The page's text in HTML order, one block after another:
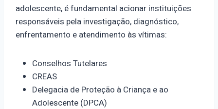
adolescente, é fundamental acionar instituições
responsáveis pela investigação, diagnóstico,
enfrentamento e atendimento às vítimas:
Conselhos Tutelares
CREAS
Delegacia de Proteção à Criança e ao
Adolescente (DPCA)